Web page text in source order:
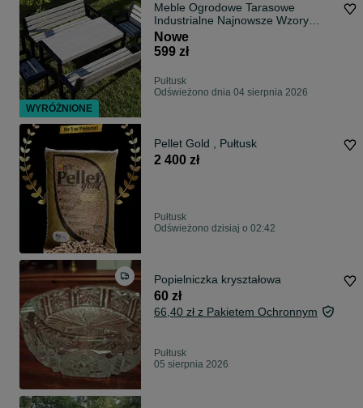
Meble Ogrodowe Tarasowe
Industrialne Najnowsze Wzory
Różne Wymiary
Nowe
599 zł
Pułtusk
Odświeżono dnia 04 sierpnia 2026
Pellet Gold , Pułtusk
2 400 zł
Pułtusk
Odświeżono dzisiaj o 02:42
Popielniczka kryształowa
60 zł
66,40 zł z Pakietem Ochronnym
Pułtusk
05 sierpnia 2026
WYRÓŻNIONE